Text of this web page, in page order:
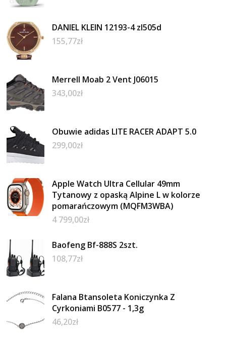
DANIEL KLEIN 12193-4 zl505d
155,77zł
Merrell Moab 2 Vent J06015
343,00zł
Obuwie adidas LITE RACER ADAPT 5.0
299,00zł
Apple Watch Ultra Cellular 49mm
Tytanowy z opaską Alpine L w kolorze
pomarańczowym (MQFM3WBA)
4 799,00zł
Baofeng Bf-888S 2szt.
108,77zł
Falana Btansoleta Koniczynka Z
Cyrkoniami B0577 - 1,3g
46,20zł